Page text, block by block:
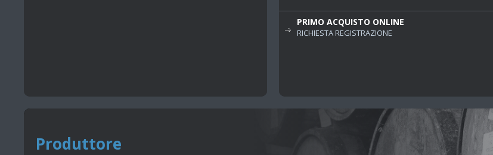
PRIMO ACQUISTO ONLINE
RICHIESTA REGISTRAZIONE
Produttore